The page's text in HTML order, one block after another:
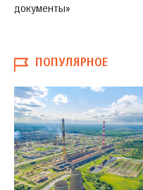
документы»
ПОПУЛЯРНОЕ